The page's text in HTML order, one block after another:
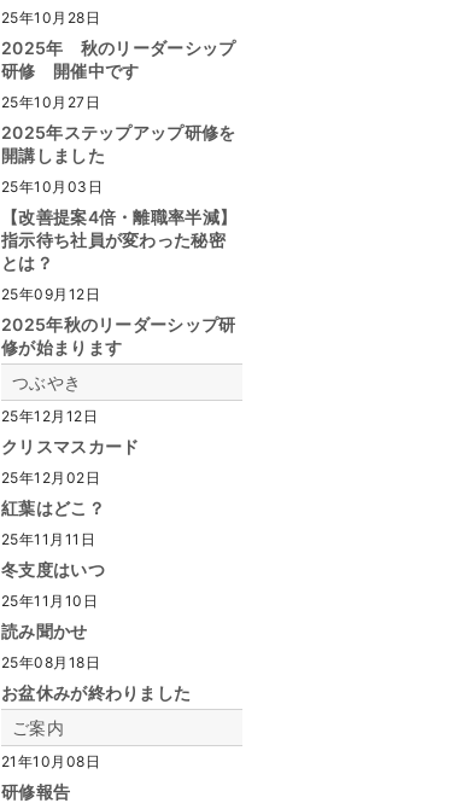
25年10月28日
2025年 秋のリーダーシップ
研修 開催中です
25年10月27日
2025年ステップアップ研修を
開講しました
25年10月03日
【改善提案4倍・離職率半減】
指示待ち社員が変わった秘密
とは？
25年09月12日
2025年秋のリーダーシップ研
修が始まります
つぶやき
25年12月12日
クリスマスカード
25年12月02日
紅葉はどこ？
25年11月11日
冬支度はいつ
25年11月10日
読み聞かせ
25年08月18日
お盆休みが終わりました
ご案内
21年10月08日
研修報告